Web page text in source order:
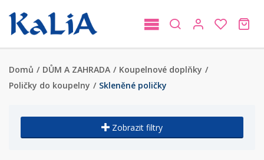
Domů / DŮM A ZAHRADA / Koupelnové doplňky /
Poličky do koupelny / Skleněné poličky
Zobrazit filtry